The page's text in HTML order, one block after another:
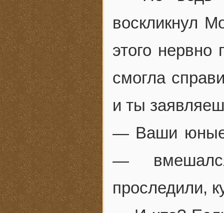
воскликнул
этого
смогла
и ты
— Ваши юные
—
проследили,